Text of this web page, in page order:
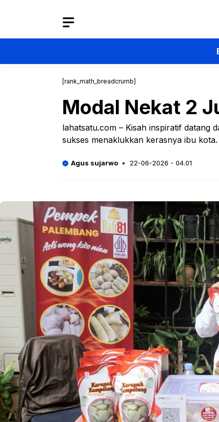
[rank_math_breadcrumb]
Modal Nekat 2
lahatsatu.com – Kisah inspiratif datang
sukses menaklukkan kerasnya ibu
Agus sujarwo 22-06-2026 - 04.01